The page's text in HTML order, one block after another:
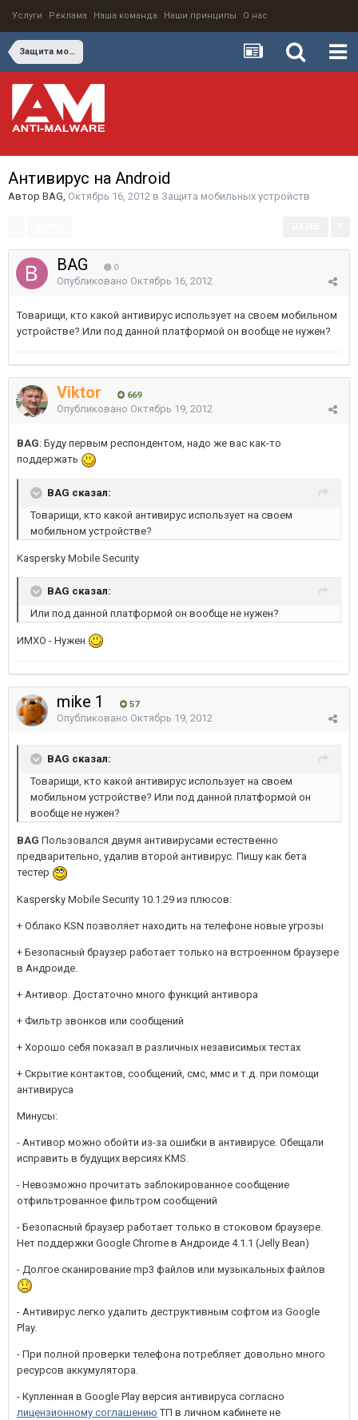
Услуги Реклама Наша команда Наши принципы О нас
Защита мобильных устройств
Антивирус на Android
Автор BAG, Октябрь 16, 2012 в Защита мобильных устройств
BAG 0
Опубликовано Октябрь 16, 2012
Товарищи, кто какой антивирус использует на своем мобильном
устройстве? Или под данной платформой он вообще не нужен?
Viktor 669
Опубликовано Октябрь 19, 2012
BAG: Буду первым респондентом, надо же вас как-то
поддержать
BAG сказал:
Товарищи, кто какой антивирус использует на своем
мобильном устройстве?
Kaspersky Mobile Security
BAG сказал:
Или под данной платформой он вообще не нужен?
ИМХО - Нужен
mike 1 57
Опубликовано Октябрь 19, 2012
BAG сказал:
Товарищи, кто какой антивирус использует на своем
мобильном устройстве? Или под данной платформой он
вообще не нужен?
BAG Пользовался двумя антивирусами естественно
предварительно, удалив второй антивирус. Пишу как бета
тестер
Kaspersky Mobile Security 10.1.29 из плюсов:
+ Облако KSN позволяет находить на телефоне новые угрозы
+ Безопасный браузер работает только на встроенном браузере
в Андроиде.
+ Антивор. Достаточно много функций антивора
+ Фильтр звонков или сообщений
+ Хорошо себя показал в различных независимых тестах
+ Скрытие контактов, сообщений, смс, ммс и т.д. при помощи
антивируса
Минусы:
- Антивор можно обойти из-за ошибки в антивирусе. Обещали
исправить в будущих версиях KMS.
- Невозможно прочитать заблокированное сообщение
отфильтрованное фильтром сообщений
- Безопасный браузер работает только в стоковом браузере.
Нет поддержки Google Chrome в Андроиде 4.1.1 (Jelly Bean)
- Долгое сканирование mp3 файлов или музыкальных файлов
- Антивирус легко удалить деструктивным софтом из Google
Play.
- При полной проверки телефона потребляет довольно много
ресурсов аккумулятора.
- Купленная в Google Play версия антивируса согласно
лицензионному соглашению ТП в личном кабинете не